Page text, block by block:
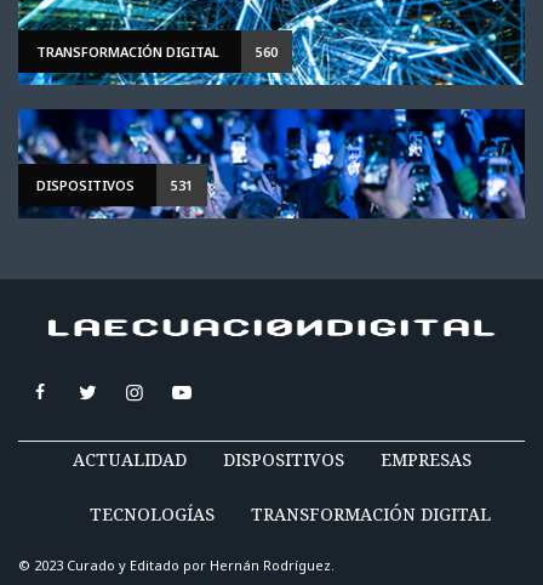
TRANSFORMACIÓN DIGITAL 560
DISPOSITIVOS 531
ACTUALIDAD DISPOSITIVOS EMPRESAS
TECNOLOGÍAS TRANSFORMACIÓN DIGITAL
© 2023 Curado y Editado por Hernán Rodríguez.